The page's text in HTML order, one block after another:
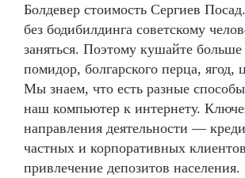
Болдевер стоимость Сергиев
без бодибилдинга советскому
заняться. Поэтому кушайте
помидор, болгарского перца, ягод,
Мы знаем, что есть разные
наш компьютер к интернету.
направления деятельности —
частных и корпоративных
привлечение депозитов населения.